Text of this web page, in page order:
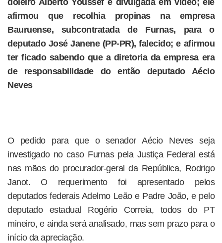
doleiro Alberto Youssef e divulgada em vídeo; ele
afirmou que recolhia propinas na empresa
Bauruense, subcontratada de Furnas, para o
deputado José Janene (PP-PR), falecido; e afirmou
ter ficado sabendo que a diretoria da empresa era
de responsabilidade do então deputado Aécio
Neves
O pedido para que o senador Aécio Neves seja
investigado no caso Furnas pela Justiça Federal está
nas mãos do procurador-geral da República, Rodrigo
Janot. O requerimento foi apresentado pelos
deputados federais Adelmo Leão e Padre João, e pelo
deputado estadual Rogério Correia, todos do PT
mineiro, e ainda será analisado, mas sem prazo para o
início da apreciação.